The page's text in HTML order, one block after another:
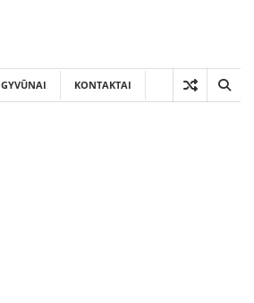
GYVŪNAI KONTAKTAI